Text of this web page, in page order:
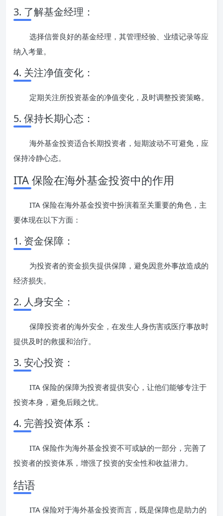
3. 了解基金经理：
选择信誉良好的基金经理，其管理经验、业绩记录等应
纳入考量。
4. 关注净值变化：
定期关注所投资基金的净值变化，及时调整投资策略。
5. 保持长期心态：
海外基金投资适合长期投资者，短期波动不可避免，应
保持冷静心态。
ITA 保险在海外基金投资中的作用
ITA 保险在海外基金投资中扮演着至关重要的角色，主
要体现在以下方面：
1. 资金保障：
为投资者的资金损失提供保障，避免因意外事故造成的
经济损失。
2. 人身安全：
保障投资者的海外安全，在发生人身伤害或医疗事故时
提供及时的救援和治疗。
3. 安心投资：
ITA 保险的保障为投资者提供安心，让他们能够专注于
投资本身，避免后顾之忧。
4. 完善投资体系：
ITA 保险作为海外基金投资不可或缺的一部分，完善了
投资者的投资体系，增强了投资的安全性和收益潜力。
结语
ITA 保险对于海外基金投资而言，既是保障也是助力的